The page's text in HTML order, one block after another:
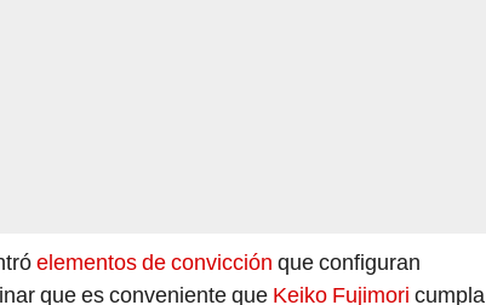
elementos de convicción que configuran
que es conveniente que Keiko Fujimori cumpla